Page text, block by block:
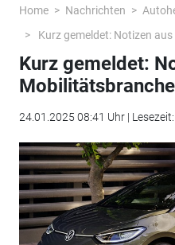
Home Nachrichten
Kurz gemeldet: Notizen
Kurz gemeldet:
Mobilitätsbranche
24.01.2025 08:41 Uhr |